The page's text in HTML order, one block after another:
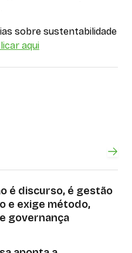
sobre sustentabilidade
aqui
é discurso, é gestão
e exige método,
governança